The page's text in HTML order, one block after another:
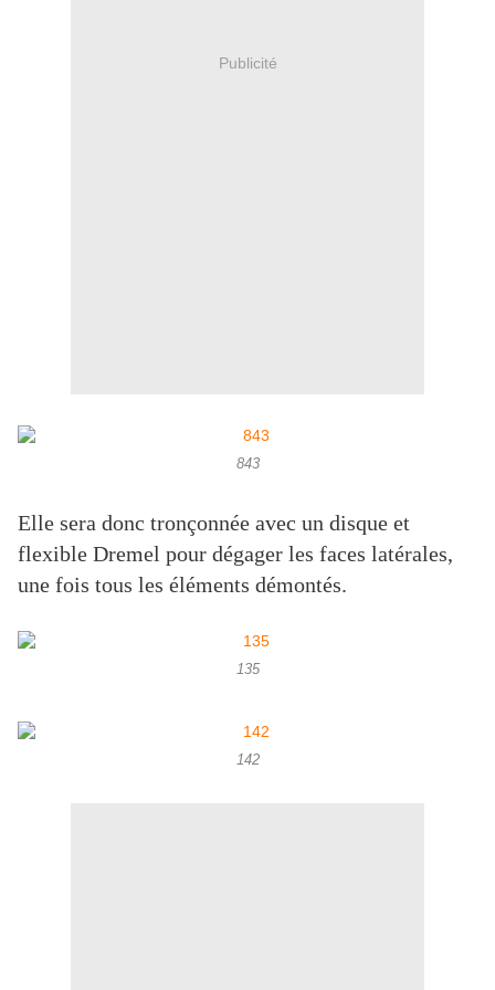
Publicité
843
Elle sera donc tronçonnée avec un disque et
flexible Dremel pour dégager les faces latérales,
une fois tous les éléments démontés.
135
142